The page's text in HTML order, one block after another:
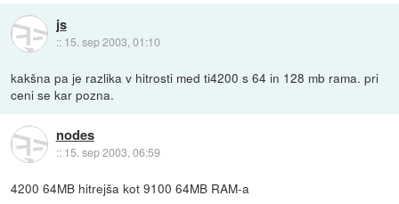
js
:: 15. sep 2003, 01:10
kakšna pa je razlika v hitrosti med ti4200 s 64 in 128 mb rama. pri
ceni se kar pozna.
nodes
:: 15. sep 2003, 06:59
4200 64MB hitrejša kot 9100 64MB RAM-a